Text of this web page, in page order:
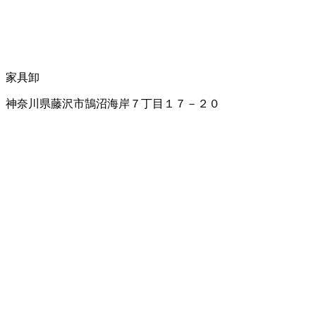
家具卸
神奈川県藤沢市鵠沼海岸７丁目１７－２０